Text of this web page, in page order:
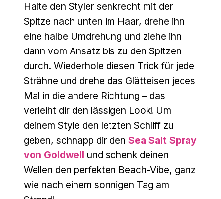
Halte den Styler senkrecht mit der
Spitze nach unten im Haar, drehe ihn
eine halbe Umdrehung und ziehe ihn
dann vom Ansatz bis zu den Spitzen
durch. Wiederhole diesen Trick für jede
Strähne und drehe das Glätteisen jedes
Mal in die andere Richtung – das
verleiht dir den lässigen Look! Um
deinem Style den letzten Schliff zu
geben, schnapp dir den Sea Salt Spray
von Goldwell und schenk deinen
Wellen den perfekten Beach-Vibe, ganz
wie nach einem sonnigen Tag am